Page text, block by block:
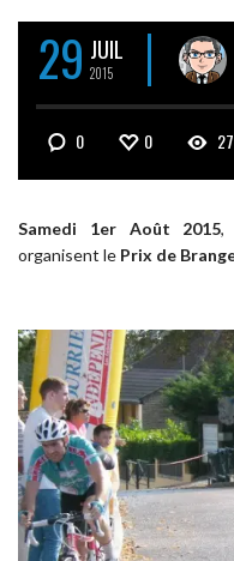
29 JUIL
2015
0 0
Samedi 1er Août 2015,
organisent le Prix de